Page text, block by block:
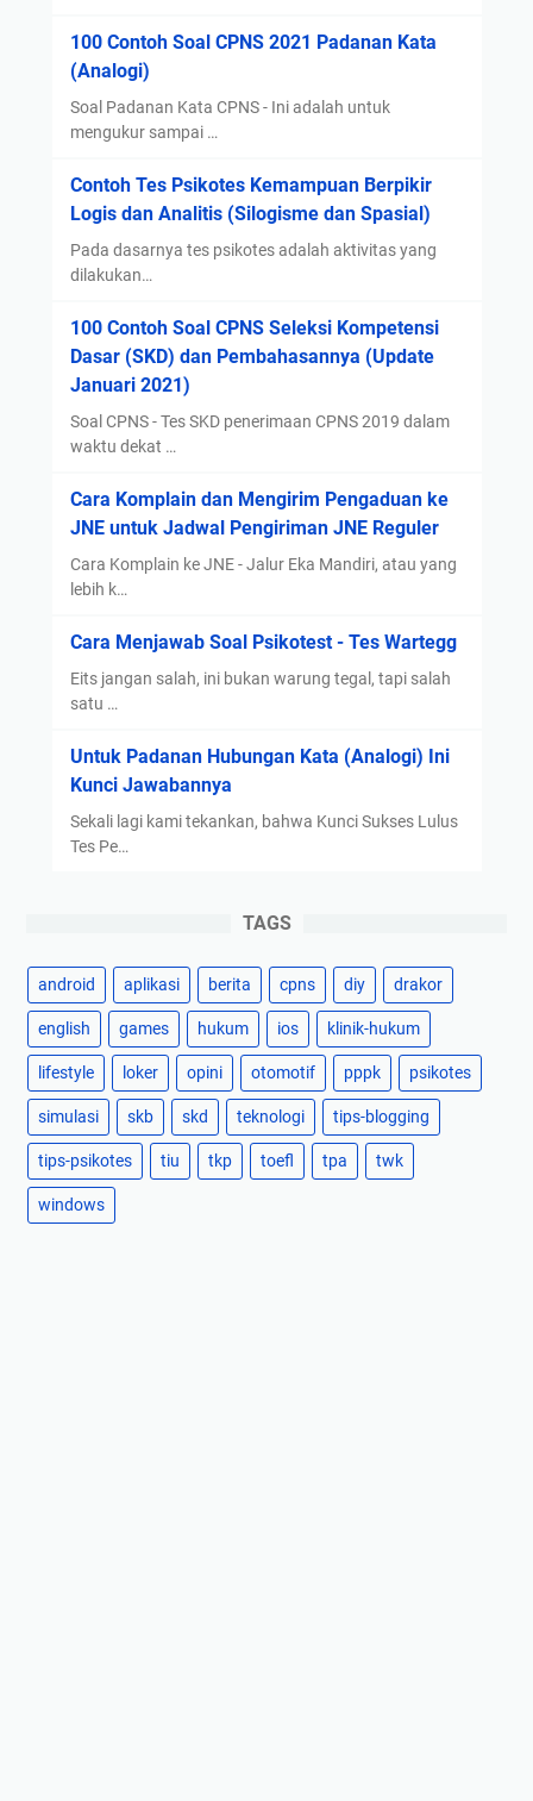
100 Contoh Soal CPNS 2021 Padanan Kata
(Analogi)
Soal Padanan Kata CPNS - Ini adalah untuk
mengukur sampai …
Contoh Tes Psikotes Kemampuan Berpikir
Logis dan Analitis (Silogisme dan Spasial)
Pada dasarnya tes psikotes adalah aktivitas yang
dilakukan…
100 Contoh Soal CPNS Seleksi Kompetensi
Dasar (SKD) dan Pembahasannya (Update
Januari 2021)
Soal CPNS - Tes SKD penerimaan CPNS 2019 dalam
waktu dekat …
Cara Komplain dan Mengirim Pengaduan ke
JNE untuk Jadwal Pengiriman JNE Reguler
Cara Komplain ke JNE - Jalur Eka Mandiri, atau yang
lebih k…
Cara Menjawab Soal Psikotest - Tes Wartegg
Eits jangan salah, ini bukan warung tegal, tapi salah
satu …
Untuk Padanan Hubungan Kata (Analogi) Ini
Kunci Jawabannya
Sekali lagi kami tekankan, bahwa Kunci Sukses Lulus
Tes Pe…
TAGS
android aplikasi berita cpns diy drakor
english games hukum ios klinik-hukum
lifestyle loker opini otomotif pppk psikotes
simulasi skb skd teknologi tips-blogging
tips-psikotes tiu tkp toefl tpa twk
windows